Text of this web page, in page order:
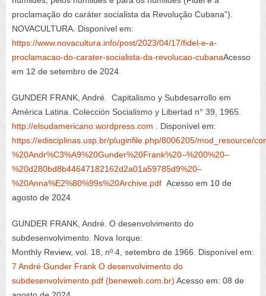
proclamação do caráter socialista da Revolução Cubana”).
NOVACULTURA. Disponível em:
https://www.novacultura.info/post/2023/04/17/fidel-e-a-
proclamacao-do-carater-socialista-da-revolucao-cubanaAcesso
em 12 de setembro de 2024.
GUNDER FRANK, André. Capitalismo y Subdesarrollo em
América Latina. Colección Socialismo y Libertad n° 39, 1965.
http://elsudamericano.wordpress.com . Disponível em:
https://edisciplinas.usp.br/pluginfile.php/8006205/mod_resource/
%20Andr%C3%A9%20Gunder%20Frank%20–%200%20–
%20d280bd8b44647182162d2a01a59785d9%20–
%20Anna%E2%80%99s%20Archive.pdf Acesso em 10 de
agosto de 2024
GUNDER FRANK, André. O desenvolvimento do
subdesenvolvimento. Nova Iorque:
Monthly Review, vol. 18, nº 4, setembro de 1966. Disponível em:
7 André Gunder Frank O desenvolvimento do
subdesenvolvimento.pdf (beneweb.com.br) Acesso em: 08 de